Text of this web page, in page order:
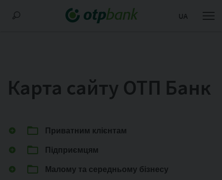
UA
Карта сайту ОТП Банк
Приватним клієнтам
Підприємцям
Малому та середньому бізнесу